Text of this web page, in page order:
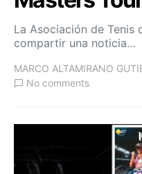
La Asociación de Tenis
compartir una noticia…
MARCO ALTAMIRANO
No comments